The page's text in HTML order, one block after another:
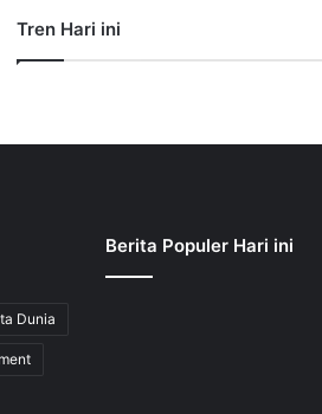
Tren Hari ini
Dunia
Berita Populer Hari ini